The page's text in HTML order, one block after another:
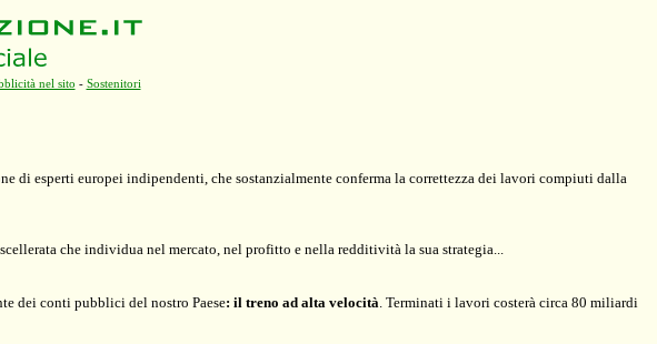
nel sito - Sostenitori
di esperti europei indipendenti, che sostanzialmente conferma la correttezza dei lavori compiuti dalla
che individua nel mercato, nel profitto e nella redditività la sua strategia...
dei conti pubblici del nostro Paese: il treno ad alta velocità. Terminati i lavori costerà circa 80 miliardi